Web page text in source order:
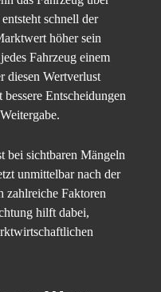
schnell der
höher sein
Fahrzeug einem
diesen Wertverlust
Entscheidungen
bei sichtbaren Mängeln
unmittelbar nach der
zahlreiche Faktoren
hilft dabei,